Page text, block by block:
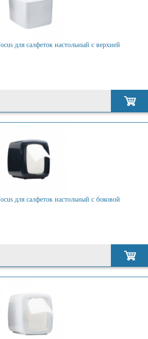
для салфеток настольный с верхней
для салфеток настольный с боковой